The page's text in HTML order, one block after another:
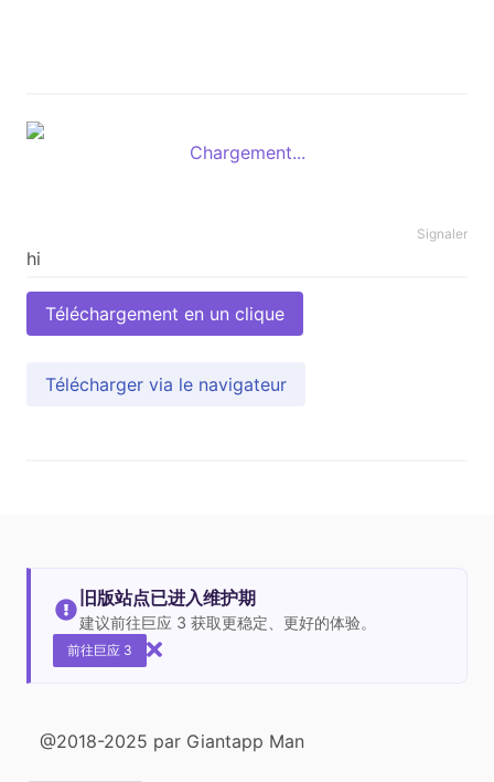
Chargement...
Signaler
Téléchargement en un clique
Télécharger via le navigateur
旧版站点已进入维护期
建议前往巨应 3 获取更稳定、更好的体验。
前往巨应 3
@2018-2025 par Giantapp Man